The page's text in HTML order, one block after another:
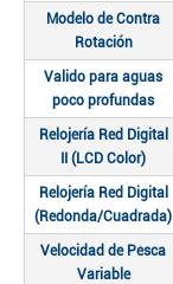
Modelo de Contra
Rotación
Valido para aguas
poco profundas
Relojería Red Digital
II (LCD Color)
Relojería Red Digital
(Redonda/Cuadrada)
Velocidad de Pesca
Variable